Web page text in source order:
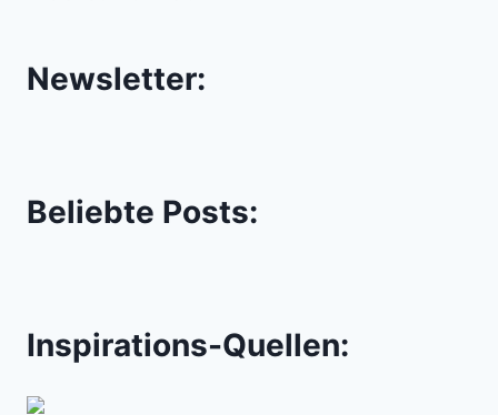
Newsletter:
Beliebte Posts:
Inspirations-Quellen: